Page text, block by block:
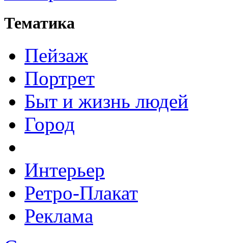
Тематика
Пейзаж
Портрет
Быт и жизнь людей
Город
Интерьер
Ретро-Плакат
Реклама